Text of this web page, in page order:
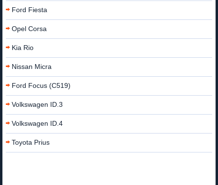
Ford Fiesta
Opel Corsa
Kia Rio
Nissan Micra
Ford Focus (C519)
Volkswagen ID.3
Volkswagen ID.4
Toyota Prius